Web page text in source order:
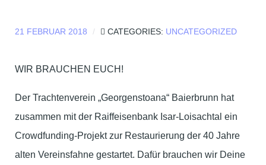
21 FEBRUAR 2018 CATEGORIES: UNCATEGORIZED
WIR BRAUCHEN EUCH!
Der Trachtenverein „Georgenstoana“ Baierbrunn hat
zusammen mit der Raiffeisenbank Isar-Loisachtal ein
Crowdfunding-Projekt zur Restaurierung der 40 Jahre
alten Vereinsfahne gestartet. Dafür brauchen wir Deine